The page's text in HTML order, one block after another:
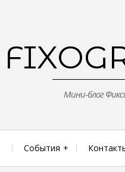
Мини-блог
События